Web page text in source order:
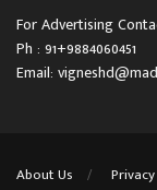
For Advertising
Ph : 91+9884060451
Email:
About Us